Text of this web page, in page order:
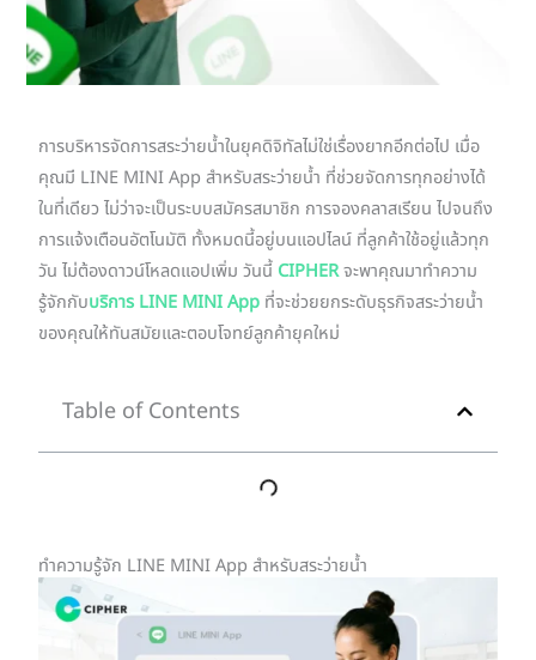
การบริหารจัดการสระว่ายน้ำในยุคดิจิทัลไม่ใช่เรื่องยากอีกต่อไป เมื่อ
คุณมี LINE MINI App สำหรับสระว่ายน้ำ ที่ช่วยจัดการทุกอย่างได้
ในที่เดียว ไม่ว่าจะเป็นระบบสมัครสมาชิก การจองคลาสเรียน ไปจนถึง
การแจ้งเตือนอัตโนมัติ ทั้งหมดนี้อยู่บนแอปไลน์ ที่ลูกค้าใช้อยู่แล้วทุก
วัน ไม่ต้องดาวน์โหลดแอปเพิ่ม วันนี้ CIPHERจะพาคุณมาทำความ
รู้จักกับบริการ LINE MINI App ที่จะช่วยยกระดับธุรกิจสระว่ายน้ำ
ของคุณให้ทันสมัยและตอบโจทย์ลูกค้ายุคใหม่
Table of Contents
ทำความรู้จัก LINE MINI App สำหรับสระว่ายน้ำ